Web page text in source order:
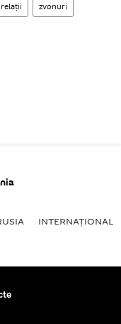
relații zvonuri
INTERNAŢIONAL